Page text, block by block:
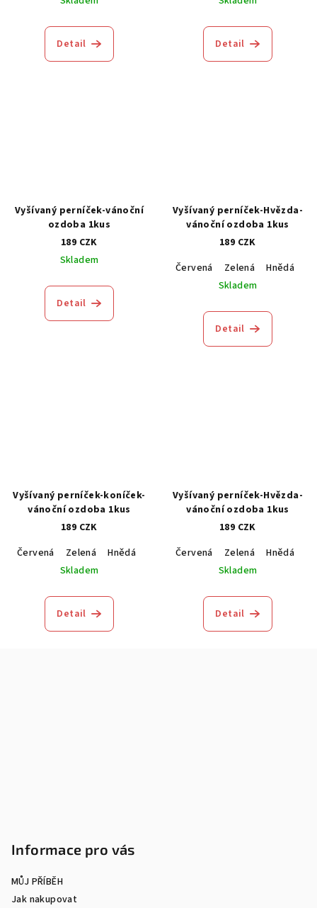
Detail Detail
Vyšívaný perníček-vánoční
ozdoba 1kus
189 CZK
Skladem
Detail
Vyšívaný perníček-Hvězda-
vánoční ozdoba 1kus
189 CZK
Červená
Zelená Hnědá
Skladem
Detail
Vyšívaný perníček-koníček-
vánoční ozdoba 1kus
189 CZK
Červená
Zelená Hnědá
Modrá
Skladem
Detail
Vyšívaný perníček-Hvězda-
vánoční ozdoba 1kus
189 CZK
Červená
Zelená Hnědá
Skladem
Detail
Informace pro vás
MŮJ PŘÍBĚH
Jak nakupovat